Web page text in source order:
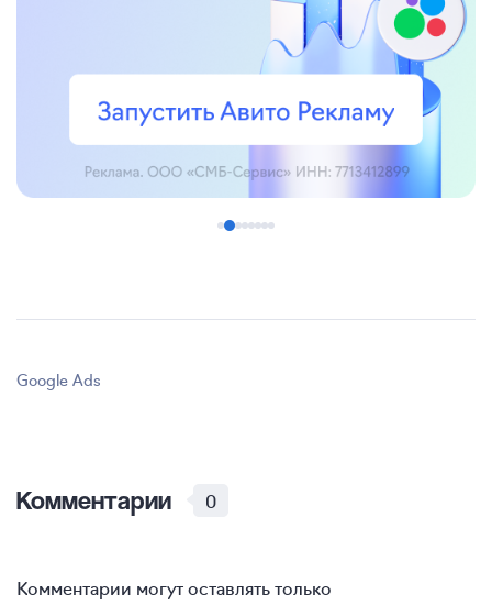
Google Ads
Комментарии 0
Комментарии могут оставлять только